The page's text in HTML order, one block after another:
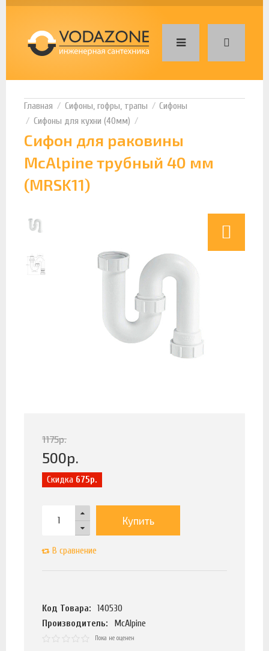
Сифоны, гофры, трапы
Сифоны
Сифоны для кухни (40мм)
Сифон для раковины
McAlpine трубный 40 мм
(MRSK11)
1175р.
500р.
Скидка 675р.
Купить
В сравнение
Код Товара:
140530
Производитель:
McAlpine
Пока не оценен